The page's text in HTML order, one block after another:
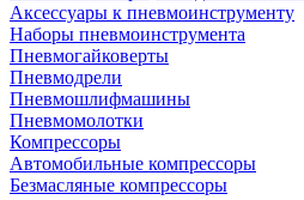
Аксессуары к пневмоинструменту
Наборы пневмоинструмента
Пневмогайковерты
Пневмодрели
Пневмошлифмашины
Пневмомолотки
Компрессоры
Автомобильные компрессоры
Безмасляные компрессоры